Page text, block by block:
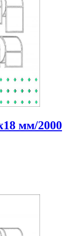
мм/2000